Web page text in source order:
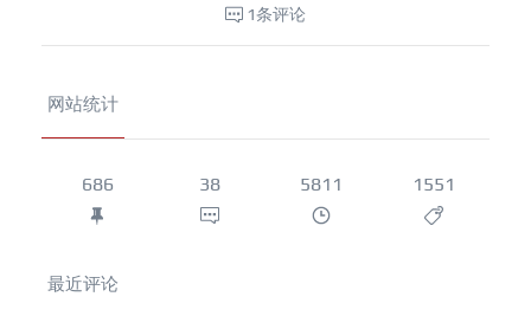
1条评论
网站统计
686 38 5811 1551
最近评论